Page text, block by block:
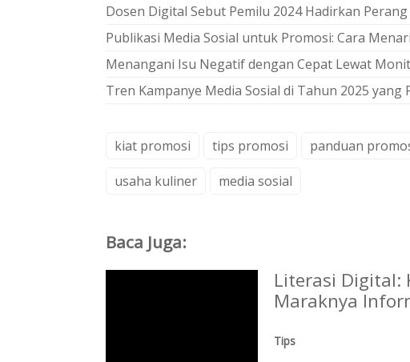
Dosen Digital Sebut Pemilu 2024 Hadirkan
Publikasi Media Sosial untuk Promosi: Cara
Menangani Isu Negatif dengan Cepat Lewat
Tren Kampanye Media Sosial di Tahun 2025 yang
kiat promosi tips promosi panduan
usaha kuliner
media sosial
Baca Juga:
Literasi Digital:
Maraknya
Tips